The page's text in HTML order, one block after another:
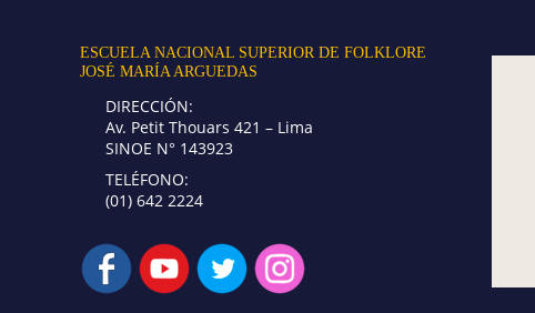
ESCUELA NACIONAL SUPERIOR DE FOLKLORE
JOSÉ MARÍA ARGUEDAS
DIRECCIÓN:
Av. Petit Thouars 421 – Lima
SINOE N° 143923
TELÉFONO:
(01) 642 2224